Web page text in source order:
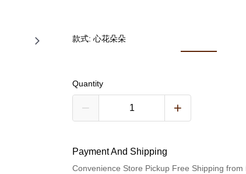
款式: 心花朵朵
Quantity
Payment And Shipping
Convenience Store Pickup Free Shipping from